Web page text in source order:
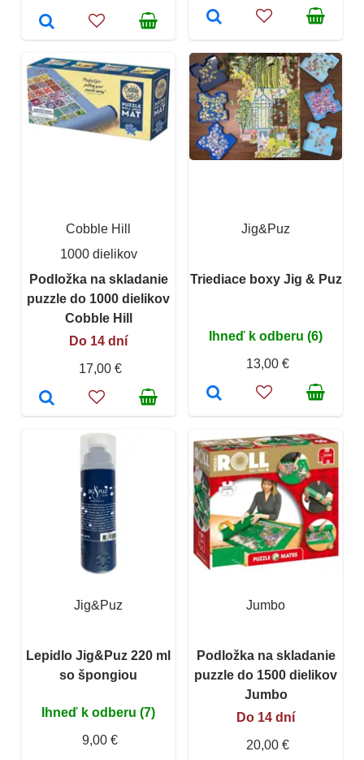
Cobble Hill
1000 dielikov
Podložka na skladanie
puzzle do 1000 dielikov
Cobble Hill
Do 14 dní
17,00 €
Jig&Puz
Triediace boxy Jig & Puz
Ihneď k odberu (6)
13,00 €
Jig&Puz
Lepidlo Jig&Puz 220 ml
so špongiou
Ihneď k odberu (7)
9,00 €
Jumbo
Podložka na skladanie
puzzle do 1500 dielikov
Jumbo
Do 14 dní
20,00 €